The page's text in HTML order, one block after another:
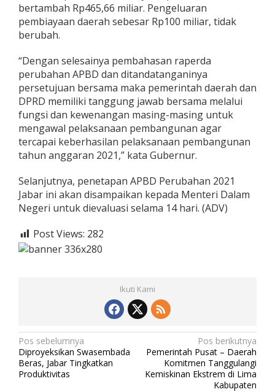
bertambah Rp465,66 miliar. Pengeluaran
pembiayaan daerah sebesar Rp100 miliar, tidak
berubah.
“Dengan selesainya pembahasan raperda
perubahan APBD dan ditandatanganinya
persetujuan bersama maka pemerintah daerah dan
DPRD memiliki tanggung jawab bersama melalui
fungsi dan kewenangan masing-masing untuk
mengawal pelaksanaan pembangunan agar
tercapai keberhasilan pelaksanaan pembangunan
tahun anggaran 2021,” kata Gubernur.
Selanjutnya, penetapan APBD Perubahan 2021
Jabar ini akan disampaikan kepada Menteri Dalam
Negeri untuk dievaluasi selama 14 hari. (ADV)
Post Views: 282
Ikuti Kami
N
a
v
Pos sebelumnya
Diproyeksikan Swasembada
Beras, Jabar Tingkatkan
Produktivitas
Pos berikutnya
Pemerintah Pusat – Daerah
Komitmen Tanggulangi
Kemiskinan Ekstrem di Lima
Kabupaten